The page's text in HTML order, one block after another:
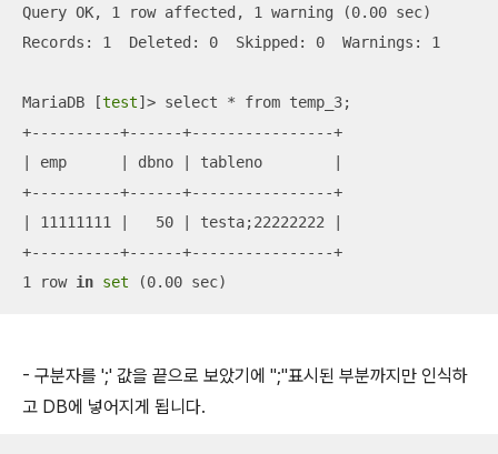
Query OK, 1 row affected, 1 warning (0.00 sec)
Records: 1  Deleted: 0  Skipped: 0  Warnings: 1
MariaDB [test]> select * from temp_3;
+----------+------+----------------+
| emp      | dbno | tableno        |
+----------+------+----------------+
| 11111111 |   50 | testa;22222222 |
+----------+------+----------------+
1 row in set (0.00 sec)
- 구분자를 ';' 값을 끝으로 보았기에 ";"표시된 부분까지만 인식하
고 DB에 넣어지게 됩니다.